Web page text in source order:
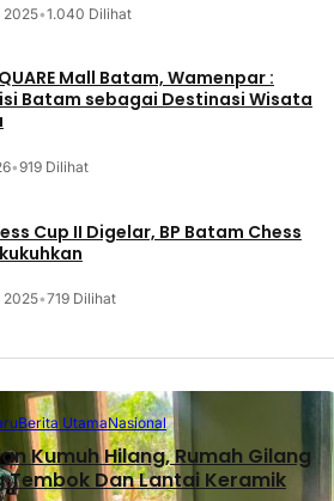
2025•1.040 Dilihat
Mall Batam, Wamenpar :
Batam sebagai Destinasi Wisata
•919 Dilihat
Cup II Digelar, BP Batam Chess
2025•719 Dilihat
Berita UtamaNasional
Kumuh Hilang, Rumah Gilang
Tembok Dan Lantai Keramik